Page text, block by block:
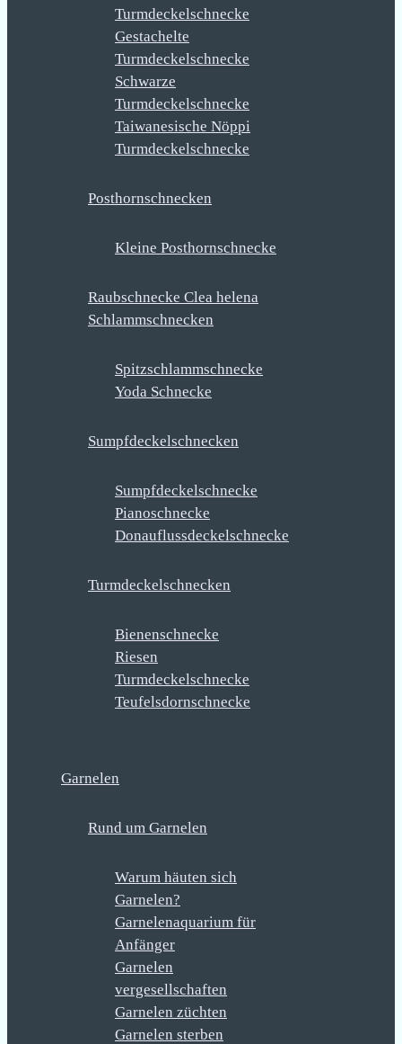
Turmdeckelschnecke
Gestachelte
Turmdeckelschnecke
Schwarze
Turmdeckelschnecke
Taiwanesische Nöppi
Turmdeckelschnecke
Posthornschnecken
Kleine Posthornschnecke
Raubschnecke Clea helena
Schlammschnecken
Spitzschlammschnecke
Yoda Schnecke
Sumpfdeckelschnecken
Sumpfdeckelschnecke
Pianoschnecke
Donauflussdeckelschnecke
Turmdeckelschnecken
Bienenschnecke
Riesen
Turmdeckelschnecke
Teufelsdornschnecke
Garnelen
Rund um Garnelen
Warum häuten sich
Garnelen?
Garnelenaquarium für
Anfänger
Garnelen
vergesellschaften
Garnelen züchten
Garnelen sterben